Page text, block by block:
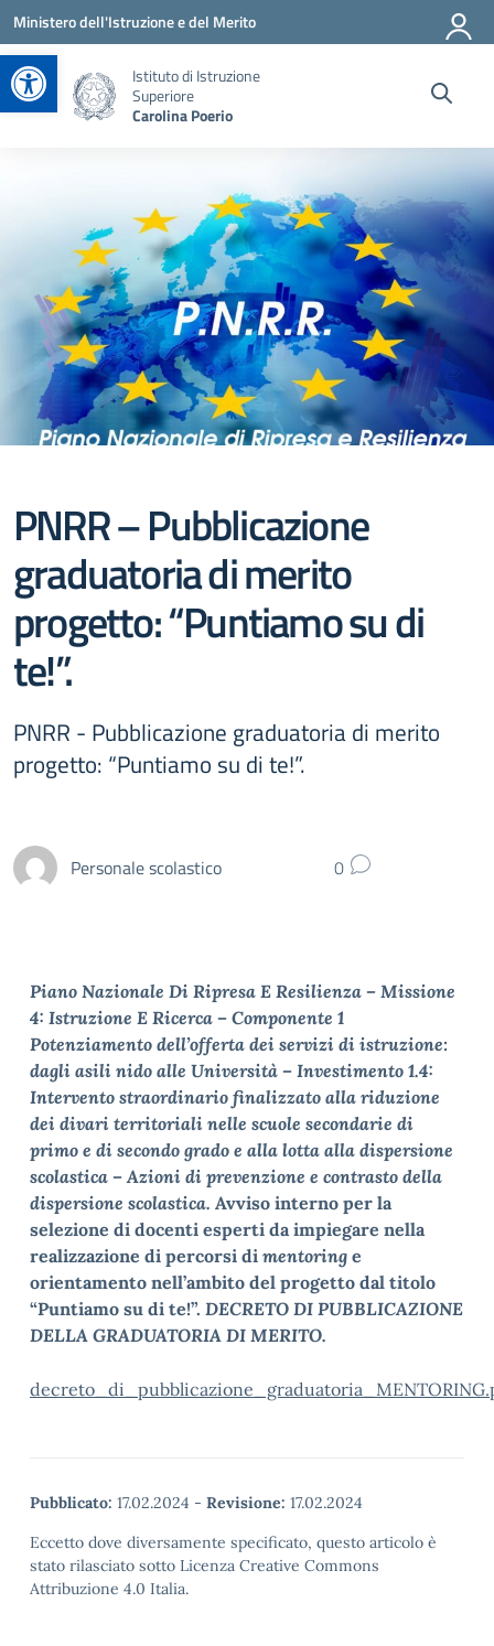
Apri la barra degli strumenti
Vai ai contenuti
Vai al menu di navigazione
Vai al footer
Ministero dell'Istruzione e del Merito
Istituto di Istruzione
Superiore
Carolina Poerio
PNRR – Pubblicazione
graduatoria di merito
progetto: “Puntiamo su di
te!”.
PNRR - Pubblicazione graduatoria di merito
progetto: “Puntiamo su di te!”.
Personale scolastico 0
Piano Nazionale Di Ripresa E Resilienza – Missione
4: Istruzione E Ricerca – Componente 1
Potenziamento dell’offerta dei servizi di istruzione:
dagli asili nido alle Università – Investimento 1.4:
Intervento straordinario finalizzato alla riduzione
dei divari territoriali nelle scuole secondarie di
primo e di secondo grado e alla lotta alla dispersione
scolastica – Azioni di prevenzione e contrasto della
dispersione scolastica. Avviso interno per la
selezione di docenti esperti da impiegare nella
realizzazione di percorsi di mentoring e
orientamento nell’ambito del progetto dal titolo
“Puntiamo su di te!”. DECRETO DI PUBBLICAZIONE
DELLA GRADUATORIA DI MERITO.
Pubblicato: 17.02.2024 - Revisione: 17.02.2024
Eccetto dove diversamente specificato, questo articolo è
stato rilasciato sotto Licenza Creative Commons
Attribuzione 4.0 Italia.